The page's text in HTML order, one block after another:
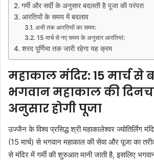
गर्मी और सर्दी के अनुसार बदलती है पूजा की परंपरा
आरतियों के समय में बदलाव
अभी तक आरतियों का समय:
15 मार्च से नए समय के अनुसार आरतियां:
शरद पूर्णिमा तक जारी रहेगा यह क्रम
महाकाल मंदिर: 15 मार्च से
भगवान महाकाल की
अनुसार होगी पूजा
उज्जैन के विश्व प्रसिद्ध श्री महाकालेश्वर ज्योतिर्लिंग
(15 मार्च) से भगवान महाकाल की सेवा और पूजा का
से मंदिर में गर्मी की शुरुआत मानी जाती है, इसलिए